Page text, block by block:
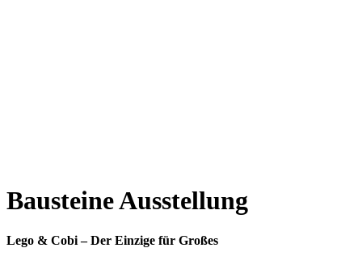
Bausteine Ausstellung
Lego & Cobi –Der Einzige für Großes